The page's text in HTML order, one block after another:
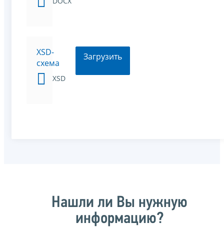
XSD-
схема
XSD
Загрузить
Нашли ли Вы нужную
информацию?